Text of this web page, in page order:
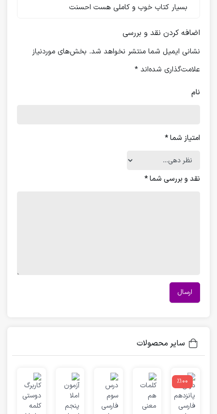
بسیار کتاب خوب و کاملی هست احسنت
اضافه کردن نقد و بررسی
نشانی ایمیل شما منتشر نخواهد شد. بخش‌های موردنیاز
علامت‌گذاری شده‌اند *
نام
امتیاز شما*
نقد و بررسی شما*
سایر محصولات
٪100